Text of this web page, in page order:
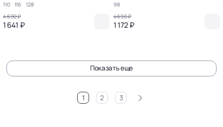
110 116
128
4 690 ₽
1 641 ₽
98
4 690 ₽
1 172 ₽
Показать еще
1 2 3 >